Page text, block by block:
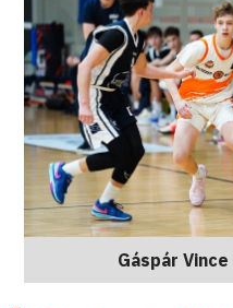
Gáspár Vince